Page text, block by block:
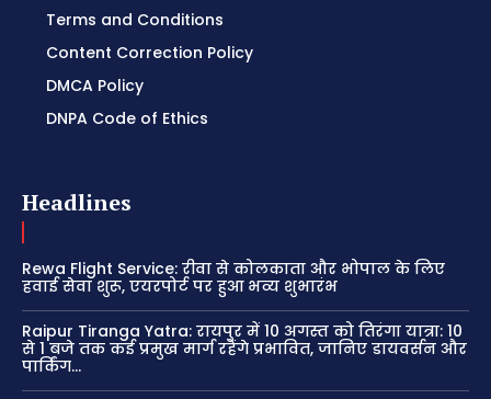
Terms and Conditions
Content Correction Policy
DMCA Policy
DNPA Code of Ethics
Headlines
Rewa Flight Service: रीवा से कोलकाता और भोपाल के लिए
हवाई सेवा शुरू, एयरपोर्ट पर हुआ भव्य शुभारंभ
Raipur Tiranga Yatra: रायपुर में 10 अगस्त को तिरंगा यात्रा: 10
से 1 बजे तक कई प्रमुख मार्ग रहेंगे प्रभावित, जानिए डायवर्सन और
पार्किंग...